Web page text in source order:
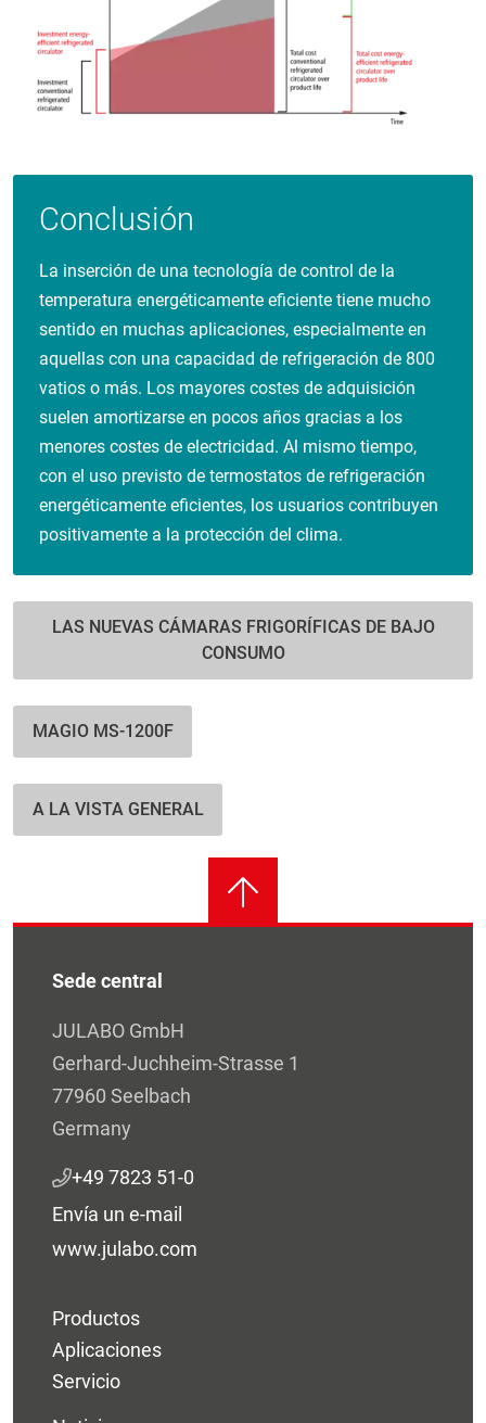
Conclusión
La inserción de una tecnología de control de la
temperatura energéticamente eficiente tiene mucho
sentido en muchas aplicaciones, especialmente en
aquellas con una capacidad de refrigeración de 800
vatios o más. Los mayores costes de adquisición
suelen amortizarse en pocos años gracias a los
menores costes de electricidad. Al mismo tiempo,
con el uso previsto de termostatos de refrigeración
energéticamente eficientes, los usuarios contribuyen
positivamente a la protección del clima.
LAS NUEVAS CÁMARAS FRIGORÍFICAS DE BAJO
CONSUMO
MAGIO MS-1200F
A LA VISTA GENERAL
Sede central
JULABO GmbH
Gerhard-Juchheim-Strasse 1
77960 Seelbach
Germany
+49 7823 51-0
Envía un e-mail
www.julabo.com
Productos
Aplicaciones
Servicio